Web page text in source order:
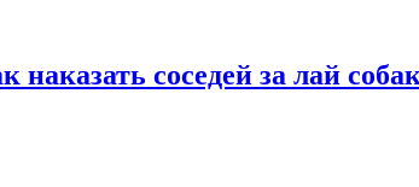
соседей за лай собак